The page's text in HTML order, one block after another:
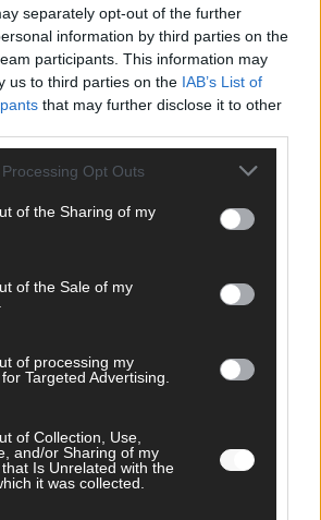
separately opt-out of the further
information by third parties on the
participants. This information may
us to third parties on the IAB’s List of
that may further disclose it to other
Opt Outs
of the Sharing of my
of the Sale of my
of processing my
Targeted Advertising.
of Collection, Use,
and/or Sharing of my
Is Unrelated with the
it was collected.
über neue Beiträge via E-Mail.